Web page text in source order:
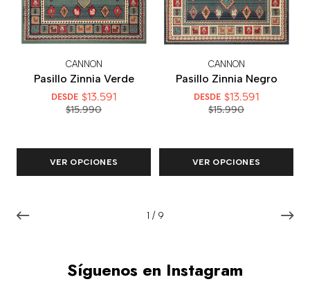
1 / 9
CANNON
Pasillo Zinnia Verde
DESDE $13.591
$15.990
VER OPCIONES
CANNON
Pasillo Zinnia Negro
DESDE $13.591
$15.990
VER OPCIONES
Síguenos en Instagram